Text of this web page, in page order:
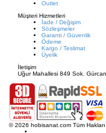
Outlet
Müşteri Hizmetleri
İade / Değişim
Sözleşmeler
Garanti / Güvenlik
Ödeme
Kargo / Teslimat
Üyelik
İletişim
Uğur Mahallesi 849 Sok.
© 2026 hobisanat.com Tüm Hakları